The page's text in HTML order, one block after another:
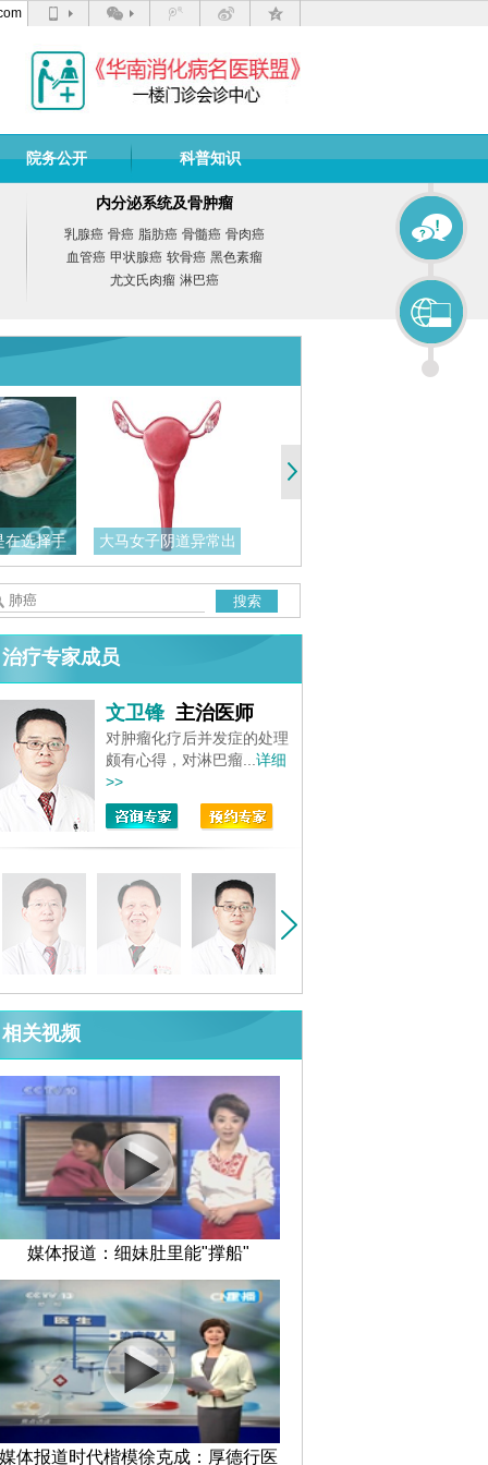
院务公开 科普知识
内分泌系统及骨肿瘤
乳腺癌 骨癌 脂肪癌 骨髓癌 骨肉癌
血管癌 甲状腺癌 软骨癌 黑色素瘤
尤文氏肉瘤 淋巴癌
在选择手
在选
大马女子阴道异常出
血，一查却是
搜索
治疗专家成员
文卫锋 主治医师
对肿瘤化疗后并发症的处理
颇有心得，对淋巴瘤... 详细
>>
相关视频
媒体报道：细妹肚里能"撑船"
媒体报道时代楷模徐克成：厚德行医